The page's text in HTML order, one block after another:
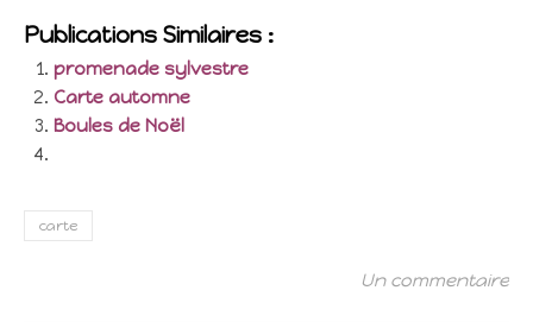
Publications Similaires :
promenade sylvestre
Carte automne
Boules de Noël
carte
Un commentaire